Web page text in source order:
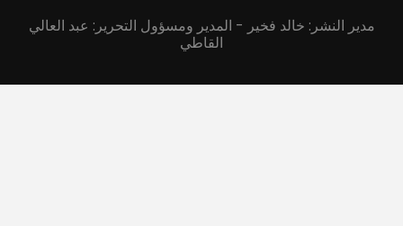
مدير النشر: خالد فخير - المدير ومسؤول التحرير: عبد العالي
القاطي